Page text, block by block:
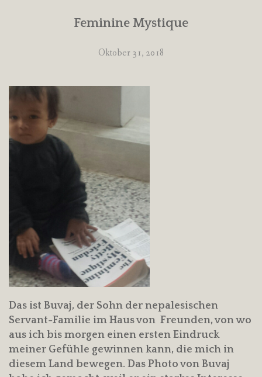
Feminine Mystique
Oktober 31, 2018
Das ist Buvaj, der Sohn der nepalesischen
Servant-Familie im Haus von Freunden, von wo
aus ich bis morgen einen ersten Eindruck
meiner Gefühle gewinnen kann, die mich in
diesem Land bewegen. Das Photo von Buvaj